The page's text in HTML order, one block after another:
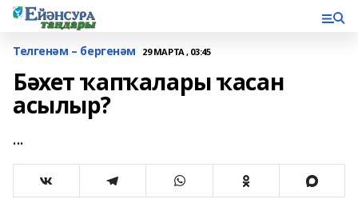
Телгенәм – бергенәм 29 МАРТА , 03:45
Бәхет ҡапҡалары ҡасан
асылыр?
...